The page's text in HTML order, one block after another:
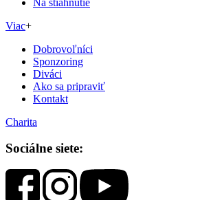
Viac+
Dobrovoľníci
Sponzoring
Diváci
Ako sa pripraviť
Kontakt
Charita
Sociálne siete: